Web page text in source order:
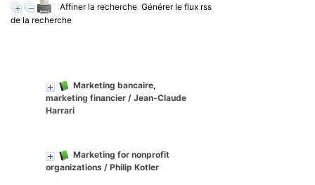
Affiner la recherche Générer le flux rss
de la recherche
Marketing bancaire,
marketing financier / Jean-Claude
Harrari
Marketing for nonprofit
organizations / Philip Kotler